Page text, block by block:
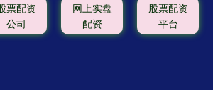
票配资
公司
网上实盘
配资
股票配资
平台